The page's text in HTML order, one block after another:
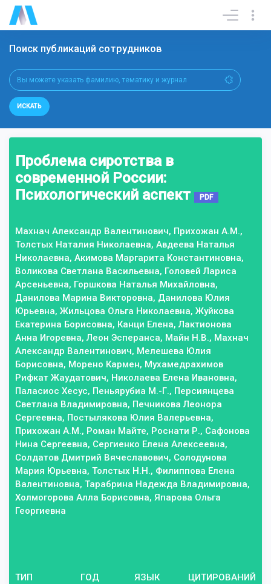
Поиск публикаций сотрудников
ИСКАТЬ
Проблема сиротства в
современной России:
Психологический аспект
PDF
Махнач Александр Валентинович, Прихожан А.М.,
Толстых Наталия Николаевна, Авдеева Наталья
Николаевна, Акимова Маргарита Константиновна,
Воликова Светлана Васильевна, Головей Лариса
Арсеньевна, Горшкова Наталья Михайловна,
Данилова Марина Викторовна, Данилова Юлия
Юрьевна, Жильцова Ольга Николаевна, Жуйкова
Екатерина Борисовна, Канци Елена, Лактионова
Анна Игоревна, Леон Эсперанса, Майн Н.В., Махнач
Александр Валентинович, Мелешева Юлия
Борисовна, Морено Кармен, Мухамедрахимов
Рифкат Жаудатович, Николаева Елена Ивановна,
Паласиос Хесус, Пеньярубиа М.-Г., Персиянцева
Светлана Владимировна, Печникова Леонора
Сергеевна, Постылякова Юлия Валерьевна,
Прихожан А.М., Роман Майте, Роснати Р., Сафонова
Нина Сергеевна, Сергиенко Елена Алексеевна,
Солдатов Дмитрий Вячеславович, Солодунова
Мария Юрьевна, Толстых Н.Н., Филиппова Елена
Валентиновна, Тарабрина Надежда Владимировна,
Холмогорова Алла Борисовна, Япарова Ольга
Георгиевна
ТИП
ГОД
ЯЗЫК
ЦИТИРОВАНИЙ